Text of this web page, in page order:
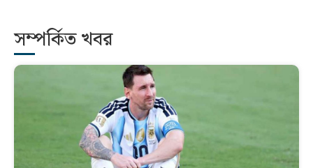
সম্পর্কিত খবর